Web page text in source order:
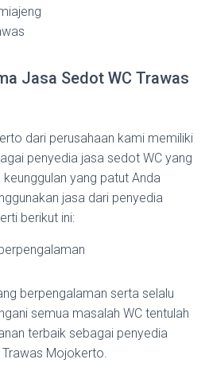
Jasa Sedot WC Trawas
dari perusahaan kami memiliki
penyedia jasa sedot WC yang
yang patut Anda
jasa dari penyedia
berikut ini:
berpengalaman serta selalu
semua masalah WC tentulah
terbaik sebagai penyedia
Mojokerto.